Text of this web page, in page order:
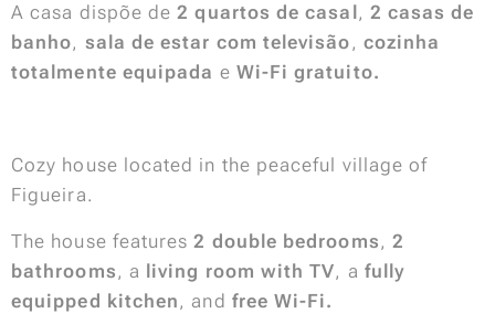
A casa dispõe de2 quartos de casal, 2 casas de
banho, sala de estar com televisão, cozinha
totalmente equipada e Wi-Fi gratuito.
Cozy house located in the peaceful village of
Figueira.
The house features2 double bedrooms, 2
bathrooms, a living room with TV, a fully
equipped kitchen, and free Wi-Fi.